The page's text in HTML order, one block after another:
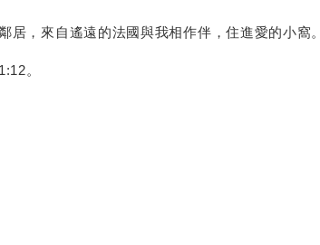
，來自遙遠的法國與我相作伴，住進愛的小窩。
。